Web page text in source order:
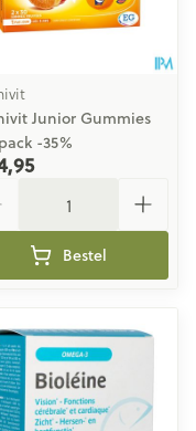
Junior Gummies
-35%
Bestel